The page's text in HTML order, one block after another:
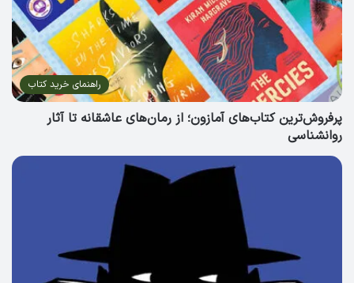
راهنمای خرید کتاب
پرفروش‌ترین کتاب‌های آمازون؛ از رمان‌های عاشقانه تا آثار
روانشناسی